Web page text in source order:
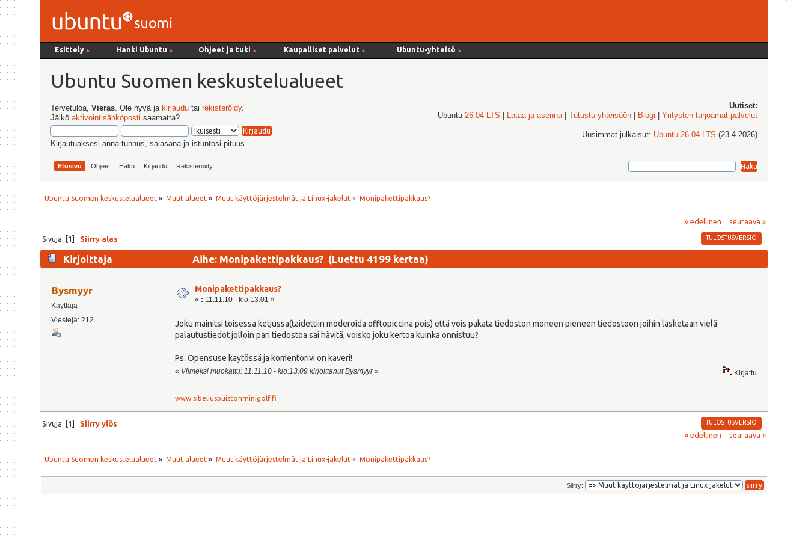
Esittely ► Hanki Ubuntu ► Ohjeet ja tuki ► Kaupalliset palvelut ► Ubuntu-yhteisö ►
Ubuntu Suomen keskustelualueet
Tervetuloa, Vieras. Ole hyvä ja kirjaudutai rekisteröidy.
Jäikö aktivointisähköposti saamatta?
Kirjautuaksesi anna tunnus, salasana ja istuntosi pituus
Uutiset:
Ubuntu26.04 LTS Lataa ja asenna|Tutustu yhteisöön Blogi |Yritysten tarjoamat palvelut
Uusimmat julkaisut: Ubuntu 26.04 LTS (23.4.2026)
Etusivu Ohjeet Haku Kirjaudu Rekisteröidy
Ubuntu Suomen keskustelualueet » Muut alueet » Muut käyttöjärjestelmät ja Linux-jakelut » Monipakettipakkaus?
« edellinen seuraava »
TULOSTUSVERSIO
Sivuja: [1] Siirry alas
Kirjoittaja Aihe: Monipakettipakkaus? (Luettu 4199 kertaa)
Bysmyyr
Käyttäjä
Viestejä: 212
Monipakettipakkaus?
« : 11.11.10 - klo:13.01 »
Joku mainitsi toisessa ketjussa(taidettiin moderoida offtopiccina pois) että vois pakata tiedoston moneen pieneen tiedostoon joihin lasketaan vielä
palautustiedot jolloin pari tiedostoa sai hävitä, voisko joku kertoa kuinka onnistuu?
Ps. Opensuse käytössä ja komentorivi on kaveri!
« Viimeksi muokattu: 11.11.10 - klo:13.09 kirjoittanut Bysmyyr» Kirjattu
www.sibeliuspuistonminigolf.fi
TULOSTUSVERSIO
Sivuja: [1] Siirry ylös
« edellinen
seuraava »
Ubuntu Suomen keskustelualueet » Muut alueet » Muut käyttöjärjestelmät ja Linux-jakelut » Monipakettipakkaus?
Siirry: